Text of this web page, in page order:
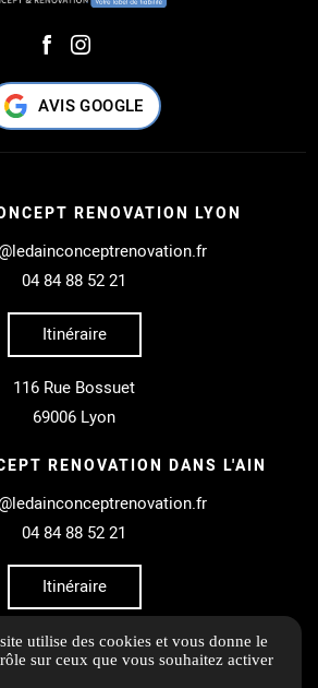
AVIS GOOGLE
RENOVATION LYON
04 84 88 52 21
Itinéraire
116 Rue Bossuet
69006 Lyon
RENOVATION DANS L'AIN
04 84 88 52 21
Itinéraire
rue auguste Piccard
Saint-genis-pouilly
utilise des cookies et vous donne le
sur ceux que vous souhaitez activer